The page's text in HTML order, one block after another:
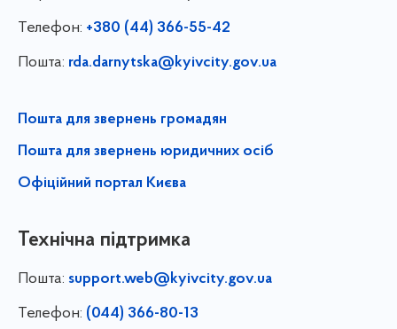
Телефон: +380 (44) 366-55-42
Пошта: rda.darnytska@kyivcity.gov.ua
Пошта для звернень громадян
Пошта для звернень юридичних осіб
Офіційний портал Києва
Технічна підтримка
Пошта: support.web@kyivcity.gov.ua
Телефон: (044) 366-80-13